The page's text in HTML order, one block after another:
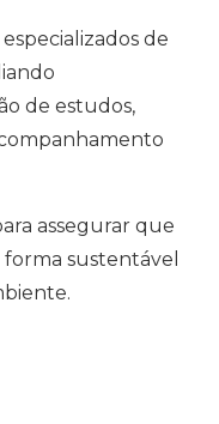
de
de estudos,
assegurar que
sustentável